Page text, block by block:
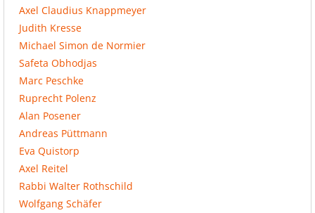
Axel Claudius Knappmeyer
Judith Kresse
Michael Simon de Normier
Safeta Obhodjas
Marc Peschke
Ruprecht Polenz
Alan Posener
Andreas Püttmann
Eva Quistorp
Axel Reitel
Rabbi Walter Rothschild
Wolfgang Schäfer